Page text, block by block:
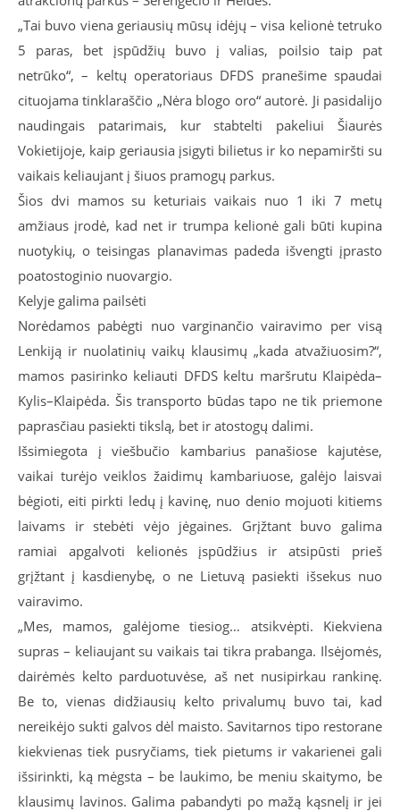
„Tai buvo viena geriausių mūsų idėjų – visa kelionė tetruko
5 paras, bet įspūdžių buvo į valias, poilsio taip pat
netrūko“, – keltų operatoriaus DFDS pranešime spaudai
cituojama tinklaraščio „Nėra blogo oro“ autorė. Ji pasidalijo
naudingais patarimais, kur stabtelti pakeliui Šiaurės
Vokietijoje, kaip geriausia įsigyti bilietus ir ko nepamiršti su
vaikais keliaujant į šiuos pramogų parkus.
Šios dvi mamos su keturiais vaikais nuo 1 iki 7 metų
amžiaus įrodė, kad net ir trumpa kelionė gali būti kupina
nuotykių, o teisingas planavimas padeda išvengti įprasto
poatostoginio nuovargio.
Kelyje galima pailsėti
Norėdamos pabėgti nuo varginančio vairavimo per visą
Lenkiją ir nuolatinių vaikų klausimų „kada atvažiuosim?“,
mamos pasirinko keliauti DFDS keltu maršrutu Klaipėda–
Kylis–Klaipėda. Šis transporto būdas tapo ne tik priemone
paprasčiau pasiekti tikslą, bet ir atostogų dalimi.
Išsimiegota į viešbučio kambarius panašiose kajutėse,
vaikai turėjo veiklos žaidimų kambariuose, galėjo laisvai
bėgioti, eiti pirkti ledų į kavinę, nuo denio mojuoti kitiems
laivams ir stebėti vėjo jėgaines. Grįžtant buvo galima
ramiai apgalvoti kelionės įspūdžius ir atsipūsti prieš
grįžtant į kasdienybę, o ne Lietuvą pasiekti išsekus nuo
vairavimo.
„Mes, mamos, galėjome tiesiog… atsikvėpti. Kiekviena
supras – keliaujant su vaikais tai tikra prabanga. Ilsėjomės,
dairėmės kelto parduotuvėse, aš net nusipirkau rankinę.
Be to, vienas didžiausių kelto privalumų buvo tai, kad
nereikėjo sukti galvos dėl maisto. Savitarnos tipo restorane
kiekvienas tiek pusryčiams, tiek pietums ir vakarienei gali
išsirinkti, ką mėgsta – be laukimo, be meniu skaitymo, be
klausimų lavinos. Galima pabandyti po mažą kąsnelį ir jei